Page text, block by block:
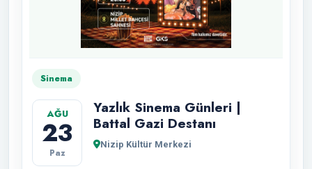
Sinema
AĞU
23
Paz
Yazlık Sinema Günleri |
Battal Gazi Destanı
Nizip Kültür Merkezi